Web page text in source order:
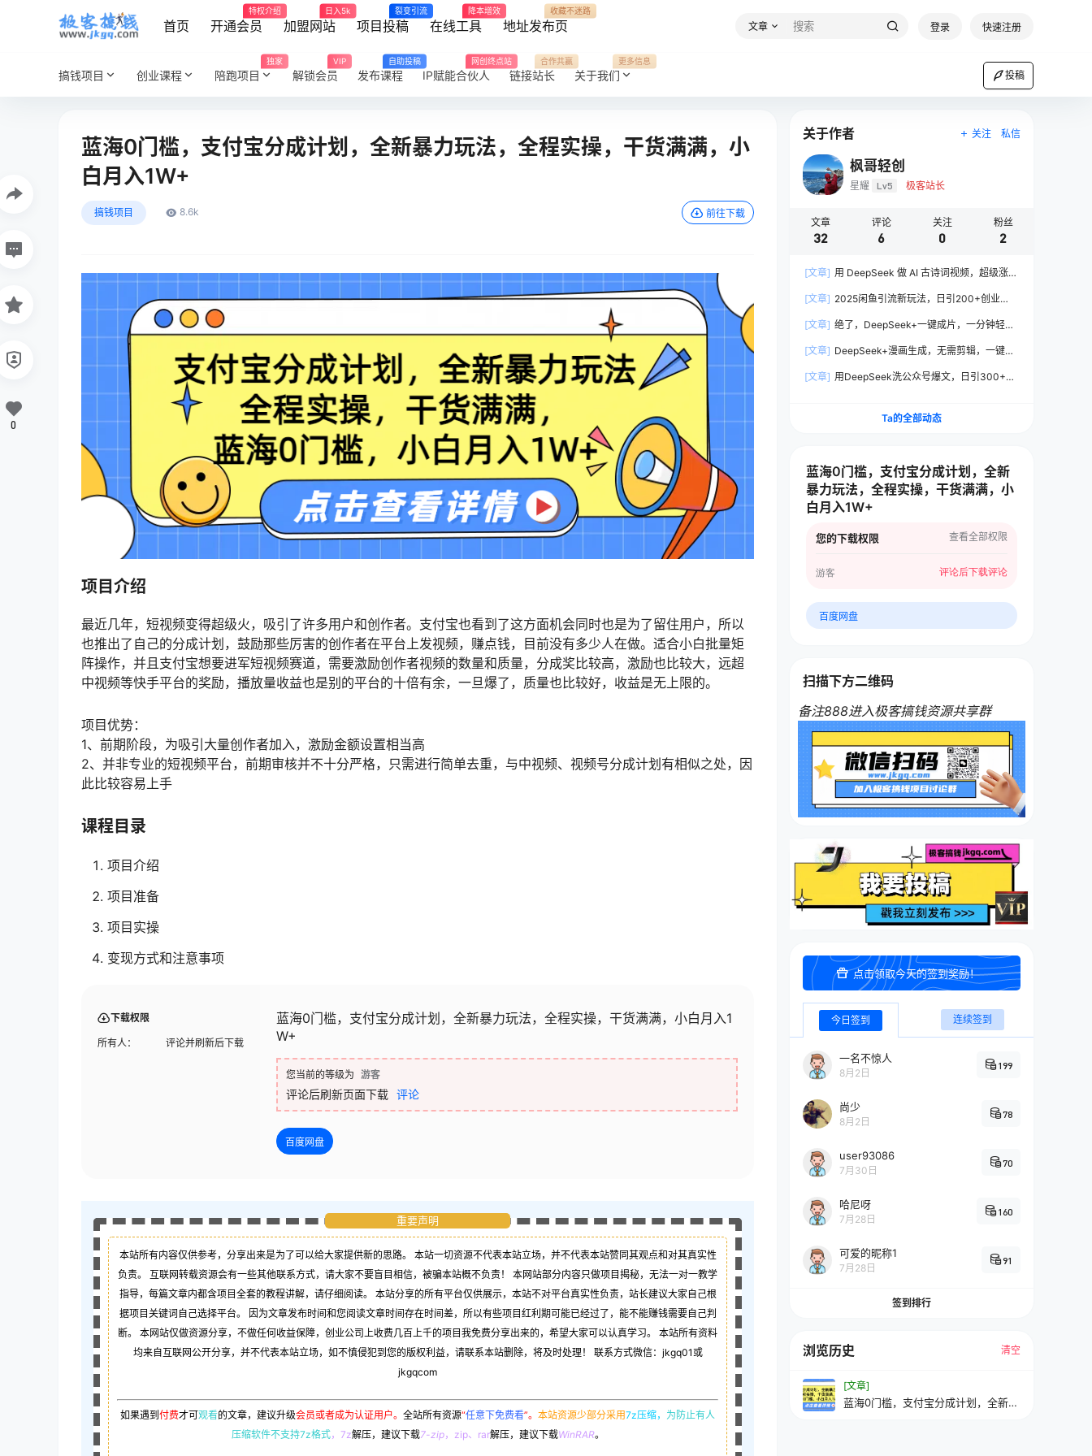
首页 开通会员
特权介绍
加盟网站
日入5k
项目投稿
裂变引流
在线工具
降本增效
地址发布页
收藏不迷路
文章 登录 快速注册
搞钱项目 创业课程 陪跑项目
独家
解锁会员
VIP
发布课程
自助投稿
IP赋能合伙人
网创终点站
链接站长
合作共赢
关于我们
更多信息
投稿
蓝海0门槛，支付宝分成计划，全新暴力玩法，全程实操，干货满满，小
白月入1W+
搞钱项目 8.6k 前往下载
项目介绍
最近几年，短视频变得超级火，吸引了许多用户和创作者。支付宝也看到了这方面机会同时也是为了留住用户，所以
也推出了自己的分成计划，鼓励那些厉害的创作者在平台上发视频，赚点钱，目前没有多少人在做。适合小白批量矩
阵操作，并且支付宝想要进军短视频赛道，需要激励创作者视频的数量和质量，分成奖比较高，激励也比较大，远超
中视频等快手平台的奖励，播放量收益也是别的平台的十倍有余，一旦爆了，质量也比较好，收益是无上限的。
项目优势：
1、前期阶段，为吸引大量创作者加入，激励金额设置相当高
2、并非专业的短视频平台，前期审核并不十分严格，只需进行简单去重，与中视频、视频号分成计划有相似之处，因
此比较容易上手
课程目录
项目介绍
项目准备
项目实操
变现方式和注意事项
下载权限
所有人： 评论并刷新后下载
蓝海0门槛，支付宝分成计划，全新暴力玩法，全程实操，干货满满，小白月入1
W+
您当前的等级为 游客
评论后刷新页面下载 评论
百度网盘
重要声明
本站所有内容仅供参考，分享出来是为了可以给大家提供新的思路。 本站一切资源不代表本站立场，并不代表本站赞同其观点和对其真实性
负责。 互联网转载资源会有一些其他联系方式，请大家不要盲目相信，被骗本站概不负责！ 本网站部分内容只做项目揭秘，无法一对一教学
指导，每篇文章内都含项目全套的教程讲解，请仔细阅读。 本站分享的所有平台仅供展示，本站不对平台真实性负责，站长建议大家自己根
据项目关键词自己选择平台。 因为文章发布时间和您阅读文章时间存在时间差，所以有些项目红利期可能已经过了，能不能赚钱需要自己判
断。 本网站仅做资源分享，不做任何收益保障，创业公司上收费几百上千的项目我免费分享出来的，希望大家可以认真学习。 本站所有资料
均来自互联网公开分享，并不代表本站立场，如不慎侵犯到您的版权利益，请联系本站删除，将及时处理！ 联系方式微信：jkgq01或
jkgqcom
如果遇到付费才可观看的文章，建议升级会员或者成为认证用户。 全站所有资源“任意下免费看”。 本站资源少部分采用7z压缩， 为防止有人
压缩软件不支持7z格式，7z解压，建议下载7-zip，zip、rar解压，建议下载WinRAR。
0
关于作者 关注 私信
枫哥轻创
星耀 Lv5 极客站长
文章
32
评论
6
关注
0
粉丝
2
[文章] 用 DeepSeek 做 AI 古诗词视频，超级涨粉
[文章] 2025闲鱼引流新玩法，日引200+创业
[文章] 绝了，DeepSeek+一键成片，一分钟轻松
500+
[文章] DeepSeek+漫画生成，无需剪辑，一键生
[文章] 用DeepSeek洗公众号爆文，日引300+创
Ta的全部动态
蓝海0门槛，支付宝分成计划，全新
暴力玩法，全程实操，干货满满，小
白月入1W+
您的下载权限 查看全部权限
游客 评论后下载评论
百度网盘
扫描下方二维码
备注888进入极客搞钱资源共享群
点击领取今天的签到奖励！
今日签到 连续签到
一名不惊人
8月2日
199
尚少
8月2日
78
user93086
7月30日
70
哈尼呀
7月28日
160
可爱的昵称1
7月28日
91
签到排行
浏览历史 清空
[文章]
蓝海0门槛，支付宝分成计划，全新暴